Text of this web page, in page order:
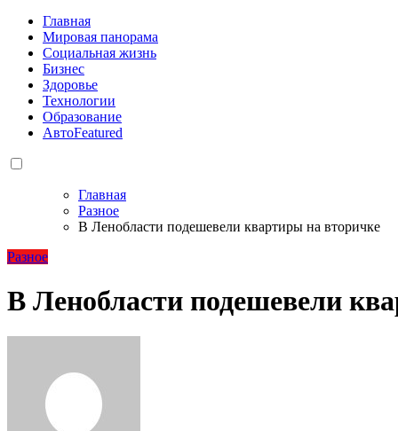
Главная
Мировая панорама
Социальная жизнь
Бизнес
Здоровье
Технологии
Образование
АвтоFeatured
Главная
Разное
В Ленобласти подешевели квартиры на вторичке
Разное
В Ленобласти подешевели